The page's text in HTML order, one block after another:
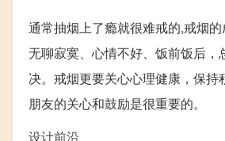
通常抽烟上了瘾就很难戒的,戒烟
无聊寂寞、心情不好、饭前饭后
决。戒烟更要关心心理健康，保
朋友的关心和鼓励是很重要的。
设计前沿